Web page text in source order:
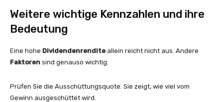
Weitere wichtige Kennzahlen und ihre
Bedeutung
Eine hohe Dividendenrendite allein reicht nicht aus. Andere
Faktoren sind genauso wichtig.
Prüfen Sie die Ausschüttungsquote. Sie zeigt, wie viel vom
Gewinn ausgeschüttet wird.